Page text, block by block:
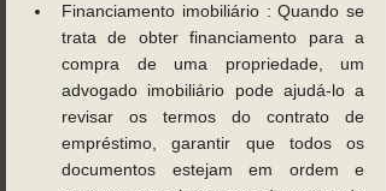
Financiamento imobiliário : Quando se
trata de obter financiamento para a
compra de uma propriedade, um
advogado imobiliário pode ajudá-lo a
revisar os termos do contrato de
empréstimo, garantir que todos os
documentos estejam em ordem e